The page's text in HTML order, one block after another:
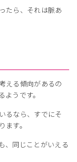
たら、それは脈あ
える傾向があるの
うです。
るなら、すでにそ
す。
、同じことがいえる